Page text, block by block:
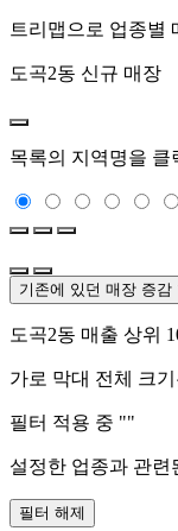
트리맵으로 업종별
도곡2동 신규 매장
목록의 지역명을 클
기존에 있던 매장 증
도곡2동 매출 상위
가로 막대 전체 크
필터 적용 중 ""
설정한 업종과 관련
필터 해제